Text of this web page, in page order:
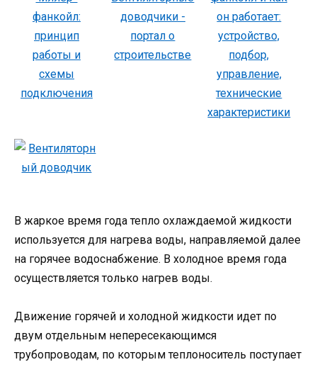
В жаркое время года тепло охлаждаемой жидкости
используется для нагрева воды, направляемой далее
на горячее водоснабжение. В холодное время года
осуществляется только нагрев воды.
Движение горячей и холодной жидкости идет по
двум отдельным непересекающимся
трубопроводам, по которым теплоноситель поступает